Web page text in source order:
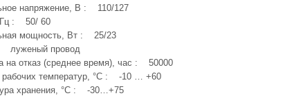
напряжение, В : 110/127
Гц : 50/ 60
мощность, Вт : 25/23
луженый провод
на отказ (среднее время), час : 50000
рабочих температур, °C : -10 … +60
хранения, °C : -30…+75